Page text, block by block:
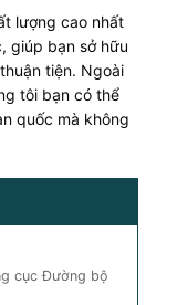
lượng cao nhất
giúp bạn sở hữu
tiện. Ngoài
tôi bạn có thể
quốc mà không
cục Đường bộ